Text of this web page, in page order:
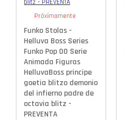
Próximamente
Funko Stolas -
Helluva Boss Series
Funko Pop 00 Serie
Animada Figuras
HelluvaBoss principe
goetia blitzo demonio
del infierno padre de
octavia blitz -
PREVENTA